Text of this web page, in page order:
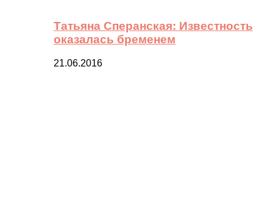
Татьяна Сперанская: Известность
оказалась бременем
21.06.2016